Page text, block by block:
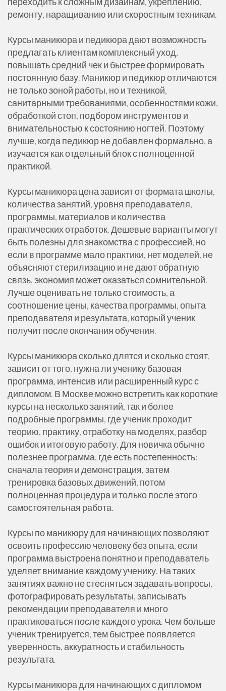
ремонту, наращиванию или скоростным техникам.
Курсы маникюра и педикюра дают возможность
предлагать клиентам комплексный уход,
повышать средний чек и быстрее формировать
постоянную базу. Маникюр и педикюр отличаются
не только зоной работы, но и техникой,
санитарными требованиями, особенностями кожи,
обработкой стоп, подбором инструментов и
внимательностью к состоянию ногтей. Поэтому
лучше, когда педикюр не добавлен формально, а
изучается как отдельный блок с полноценной
практикой.
Курсы маникюра цена зависит от формата школы,
количества занятий, уровня преподавателя,
программы, материалов и количества
практических отработок. Дешевые варианты могут
быть полезны для знакомства с профессией, но
если в программе мало практики, нет моделей, не
объясняют стерилизацию и не дают обратную
связь, экономия может оказаться сомнительной.
Лучше оценивать не только стоимость, а
соотношение цены, качества программы, опыта
преподавателя и результата, который ученик
получит после окончания обучения.
Курсы маникюра сколько длятся и сколько стоят,
зависит от того, нужна ли ученику базовая
программа, интенсив или расширенный курс с
дипломом. В Москве можно встретить как короткие
курсы на несколько занятий, так и более
подробные программы, где ученик проходит
теорию, практику, отработку на моделях, разбор
ошибок и итоговую работу. Для новичка обычно
полезнее программа, где есть постепенность:
сначала теория и демонстрация, затем
тренировка базовых движений, потом
полноценная процедура и только после этого
самостоятельная работа.
Курсы по маникюру для начинающих позволяют
освоить профессию человеку без опыта, если
программа выстроена понятно и преподаватель
уделяет внимание каждому ученику. На таких
занятиях важно не стесняться задавать вопросы,
фотографировать результаты, записывать
рекомендации преподавателя и много
практиковаться после каждого урока. Чем больше
ученик тренируется, тем быстрее появляется
уверенность, аккуратность и стабильность
результата.
Курсы маникюра для начинающих с дипломом